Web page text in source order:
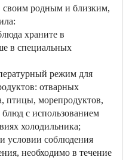
своим родным и близким,
храните в
в специальных
режим для
отварных
птицы, морепродуктов,
с использованием
холодильника;
условии соблюдения
необходимо в течение